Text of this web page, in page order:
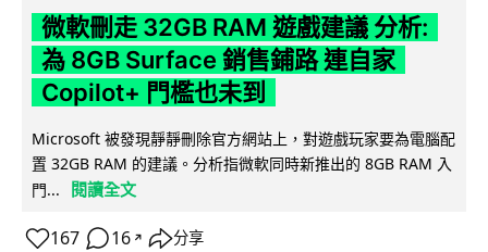
微軟刪走 32GB RAM 遊戲建議 分析:
為 8GB Surface 銷售鋪路 連自家
Copilot+ 門檻也未到
Microsoft 被發現靜靜刪除官方網站上，對遊戲玩家要為電腦配
置 32GB RAM 的建議。分析指微軟同時新推出的 8GB RAM 入
門...
閱讀全文
167 16 ↗ 分享